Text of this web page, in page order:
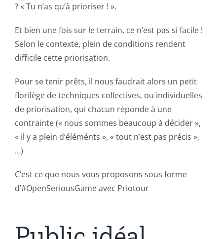
? « Tu n’as qu’à prioriser ! ».
Et bien une fois sur le terrain, ce n’est pas si facile !
Selon le contexte, plein de conditions rendent
difficile cette priorisation.
Pour se tenir prêts, il nous faudrait alors un petit
florilège de techniques collectives, ou individuelles
de priorisation, qui chacun réponde à une
contrainte (« nous sommes beaucoup à décider »,
« il y a plein d’éléménts », « tout n’est pas précis »,
…)
C’est ce que nous vous proposons sous forme
d’#OpenSeriousGame avec Priotour